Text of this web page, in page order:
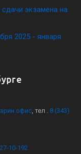
экзамена на
2025 - января
офис , тел . 8 (343)
10-192